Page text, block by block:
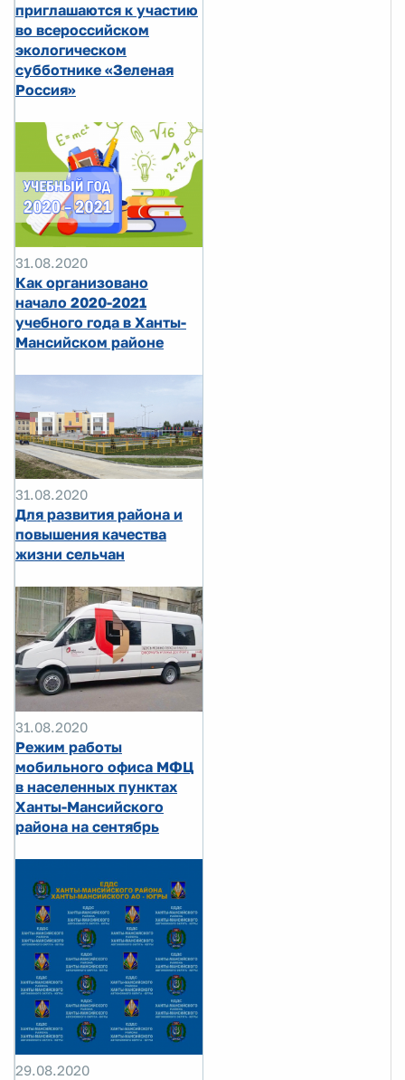
приглашаются к участию
во всероссийском
экологическом
субботнике «Зеленая
Россия»
31.08.2020
Как организовано
начало 2020-2021
учебного года в Ханты-
Мансийском районе
31.08.2020
Для развития района и
повышения качества
жизни сельчан
31.08.2020
Режим работы
мобильного офиса МФЦ
в населенных пунктах
Ханты-Мансийского
района на сентябрь
29.08.2020